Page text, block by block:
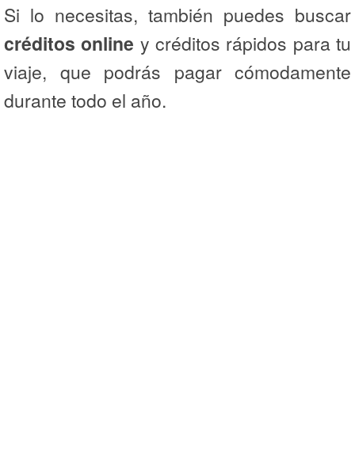
Si lo necesitas, también puedes buscar
créditos online y créditos rápidos para tu
viaje, que podrás pagar cómodamente
durante todo el año.